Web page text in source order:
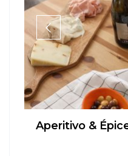
Aperitivo &